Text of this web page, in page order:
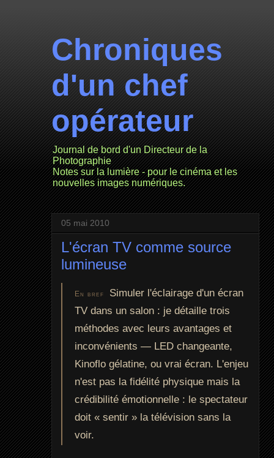
Chroniques
d'un chef
opérateur
Journal de bord d'un Directeur de la
Photographie
Notes sur la lumière - pour le cinéma et les
nouvelles images numériques.
05 mai 2010
L'écran TV comme source
lumineuse
En bref Simuler l'éclairage d'un écran
TV dans un salon : je détaille trois
méthodes avec leurs avantages et
inconvénients — LED changeante,
Kinoflo gélatine, ou vrai écran. L'enjeu
n'est pas la fidélité physique mais la
crédibilité émotionnelle : le spectateur
doit « sentir » la télévision sans la
voir.